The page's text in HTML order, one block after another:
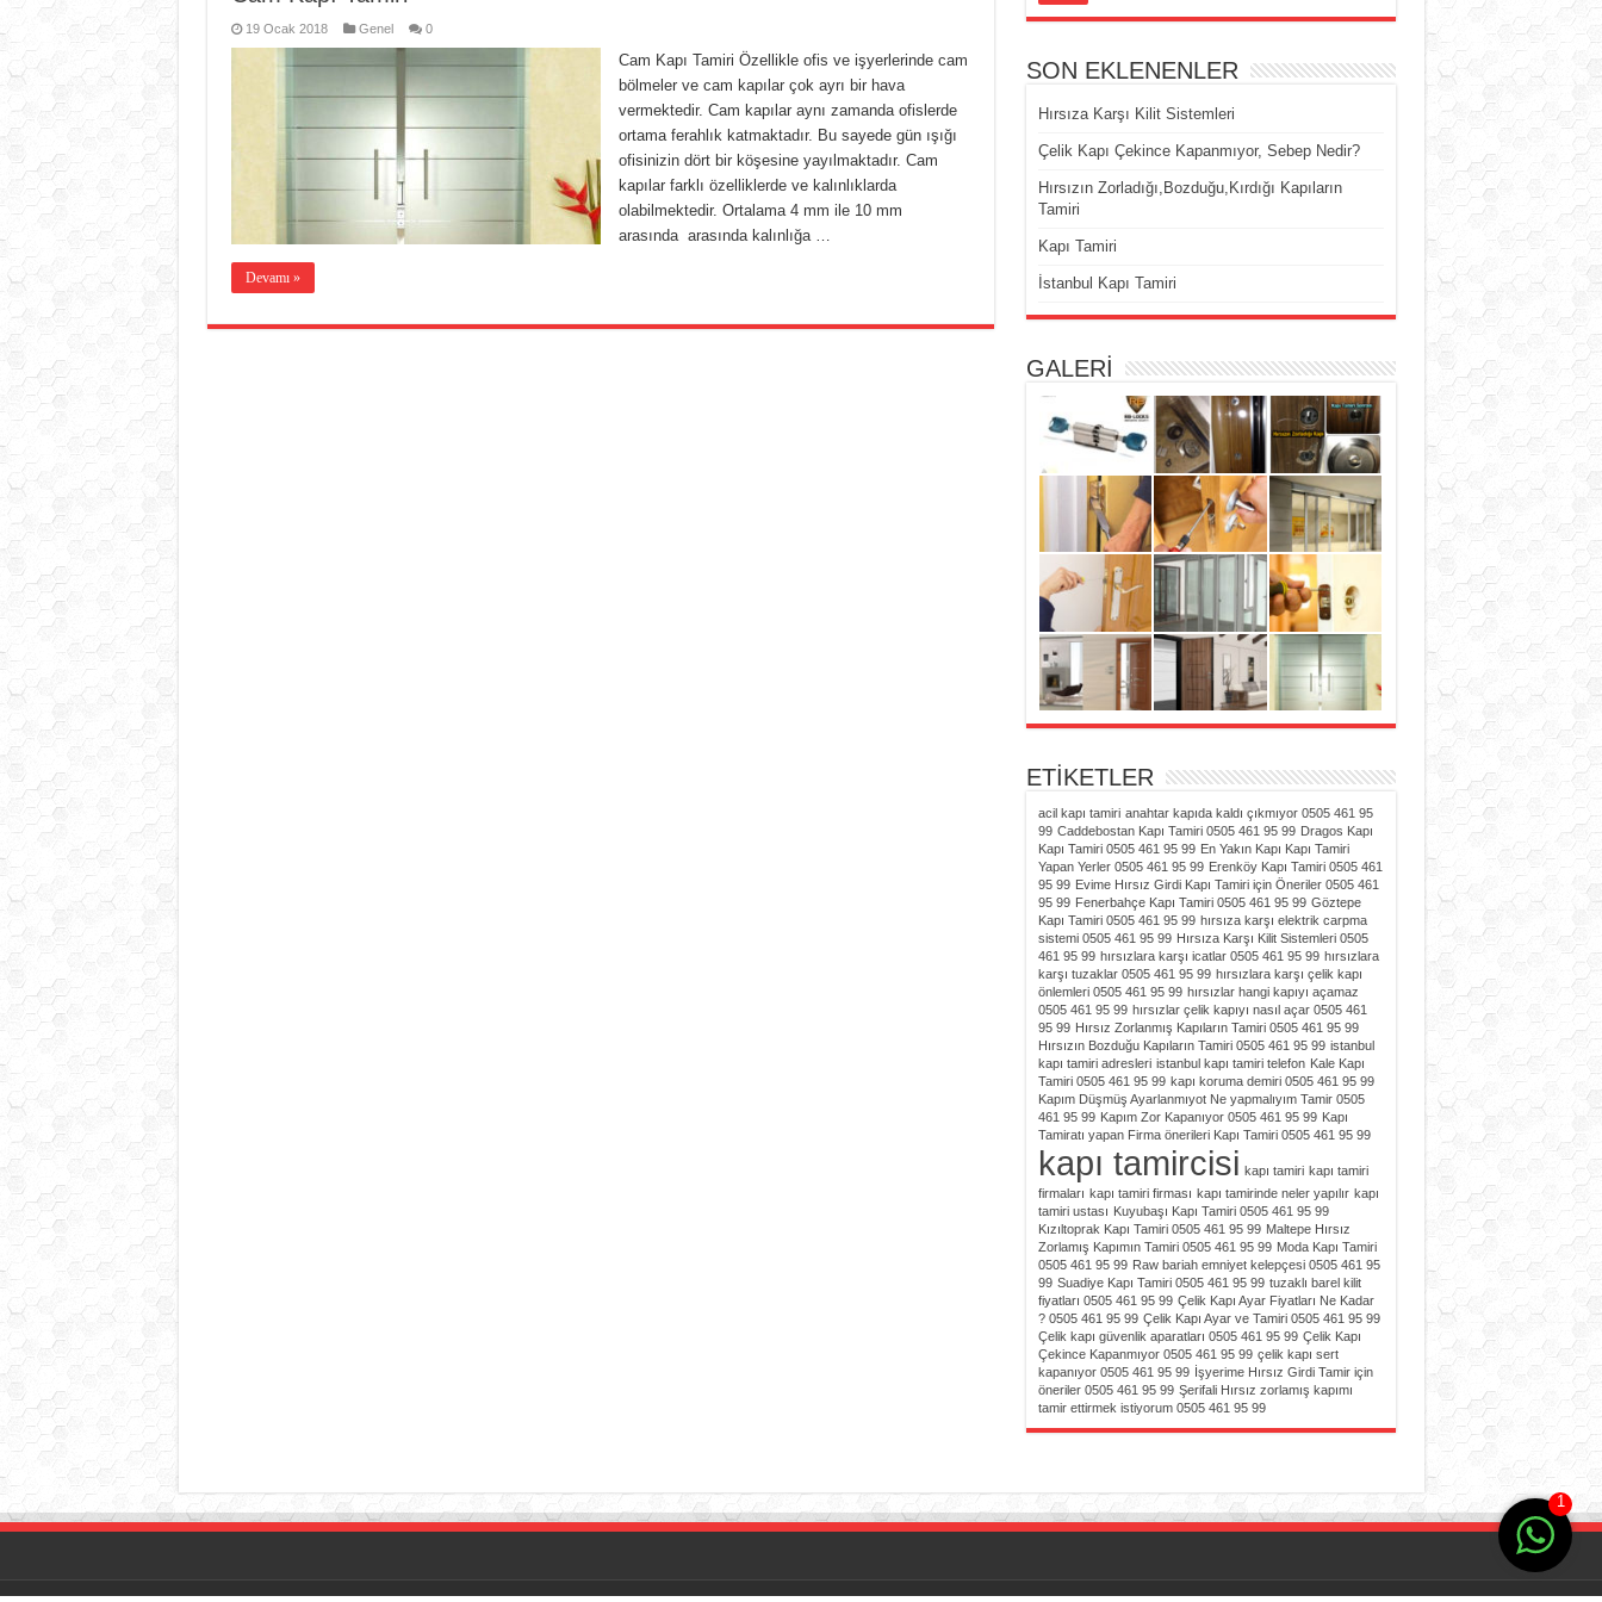
19 Ocak 2018 Genel 0
Cam Kapı Tamiri Özellikle ofis ve işyerlerinde cam
bölmeler ve cam kapılar çok ayrı bir hava
vermektedir. Cam kapılar aynı zamanda ofislerde
ortama ferahlık katmaktadır. Bu sayede gün ışığı
ofisinizin dört bir köşesine yayılmaktadır. Cam
kapılar farklı özelliklerde ve kalınlıklarda
olabilmektedir. Ortalama 4 mm ile 10 mm
arasında arasında kalınlığa …
Devamı »
SON EKLENENLER
Hırsıza Karşı Kilit Sistemleri
Çelik Kapı Çekince Kapanmıyor, Sebep Nedir?
Hırsızın Zorladığı,Bozduğu,Kırdığı Kapıların
Tamiri
Kapı Tamiri
İstanbul Kapı Tamiri
GALERİ
ETİKETLER
acil kapı tamiri anahtar kapıda kaldı çıkmıyor 0505 461 95
99 Caddebostan Kapı Tamiri 0505 461 95 99 Dragos Kapı
Kapı Tamiri 0505 461 95 99 En Yakın Kapı Kapı Tamiri
Yapan Yerler 0505 461 95 99 Erenköy Kapı Tamiri 0505 461
95 99 Evime Hırsız Girdi Kapı Tamiri için Öneriler 0505 461
95 99 Fenerbahçe Kapı Tamiri 0505 461 95 99 Göztepe
Kapı Tamiri 0505 461 95 99 hırsıza karşı elektrik carpma
sistemi 0505 461 95 99 Hırsıza Karşı Kilit Sistemleri 0505
461 95 99 hırsızlara karşı icatlar 0505 461 95 99 hırsızlara
karşı tuzaklar 0505 461 95 99 hırsızlara karşı çelik kapı
önlemleri 0505 461 95 99 hırsızlar hangi kapıyı açamaz
0505 461 95 99 hırsızlar çelik kapıyı nasıl açar 0505 461
95 99 Hırsız Zorlanmış Kapıların Tamiri 0505 461 95 99
Hırsızın Bozduğu Kapıların Tamiri 0505 461 95 99 istanbul
kapı tamiri adresleri istanbul kapı tamiri telefon Kale Kapı
Tamiri 0505 461 95 99 kapı koruma demiri 0505 461 95 99
Kapım Düşmüş Ayarlanmıyot Ne yapmalıyım Tamir 0505
461 95 99 Kapım Zor Kapanıyor 0505 461 95 99 Kapı
Tamiratı yapan Firma önerileri Kapı Tamiri 0505 461 95 99
kapı tamircisi kapı tamiri kapı tamiri
firmaları kapı tamiri firması kapı tamirinde neler yapılır kapı
tamiri ustası Kuyubaşı Kapı Tamiri 0505 461 95 99
Kızıltoprak Kapı Tamiri 0505 461 95 99 Maltepe Hırsız
Zorlamış Kapımın Tamiri 0505 461 95 99 Moda Kapı Tamiri
0505 461 95 99 Raw bariah emniyet kelepçesi 0505 461 95
99 Suadiye Kapı Tamiri 0505 461 95 99 tuzaklı barel kilit
fiyatları 0505 461 95 99 Çelik Kapı Ayar Fiyatları Ne Kadar
? 0505 461 95 99 Çelik Kapı Ayar ve Tamiri 0505 461 95 99
Çelik kapı güvenlik aparatları 0505 461 95 99 Çelik Kapı
Çekince Kapanmıyor 0505 461 95 99 çelik kapı sert
kapanıyor 0505 461 95 99 İşyerime Hırsız Girdi Tamir için
öneriler 0505 461 95 99 Şerifali Hırsız zorlamış kapımı
tamir ettirmek istiyorum 0505 461 95 99
1